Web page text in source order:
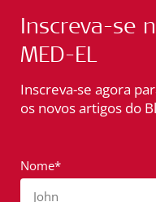
Inscreva-se
MED-EL
Inscreva-se agora
os novos artigos do
Nome*
John